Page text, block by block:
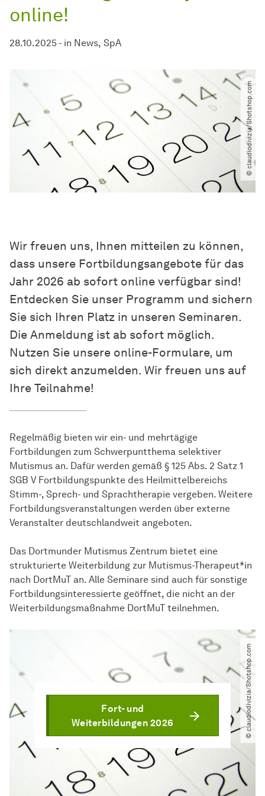
online!
28.10.2025 - in News SpA
© claudiodivizia​/​Shotshop.com
Wir freuen uns, Ihnen mitteilen zu können,
dass unsere Fortbildungsangebote für das
Jahr 2026 ab sofort online verfügbar sind!
Entdecken Sie unser Programm und sichern
Sie sich Ihren Platz in unseren Seminaren.
Die Anmeldung ist ab sofort möglich.
Nutzen Sie unsere online-Formulare, um
sich direkt anzumelden. Wir freuen uns auf
Ihre Teilnahme!
Regelmäßig bieten wir ein- und mehrtägige
Fortbildungen zum Schwerpuntthema selektiver
Mutismus an. Dafür werden gemäß § 125 Abs. 2 Satz 1
SGB V Fortbildungspunkte des Heilmittelbereichs
Stimm-, Sprech- und Sprachtherapie vergeben. Weitere
Fortbildungsveranstaltungen werden über externe
Veranstalter deutschlandweit angeboten.
Das Dortmunder Mutismus Zentrum bietet eine
strukturierte Weiterbildung zur Mutismus-Therapeut*in
nach DortMuT an. Alle Seminare sind auch für sonstige
Fortbildungsinteressierte geöffnet, die nicht an der
Weiterbildungsmaßnahme DortMuT teilnehmen.
Fort- und
Weiterbildungen 2026
© claudiodivizia​/​Shotshop.com